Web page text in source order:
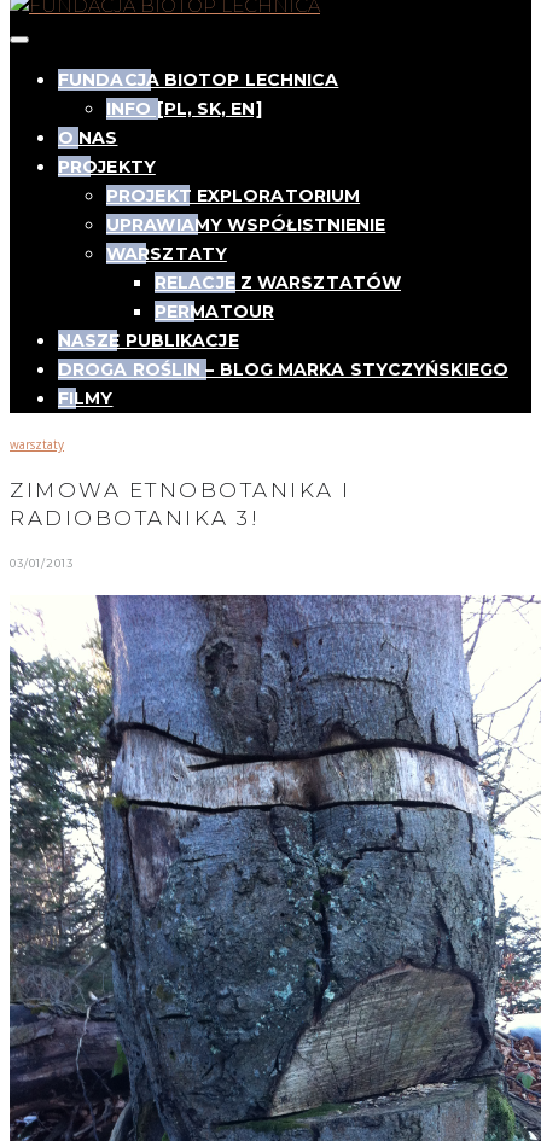
FUNDACJA BIOTOP LECHNICA
INFO [PL, SK, EN]
O NAS
PROJEKTY
PROJEKT EXPLORATORIUM
UPRAWIAMY WSPÓŁISTNIENIE
WARSZTATY
RELACJE Z WARSZTATÓW
PERMATOUR
NASZE PUBLIKACJE
DROGA ROŚLIN – BLOG MARKA STYCZYŃSKIEGO
FILMY
warsztaty
ZIMOWA ETNOBOTANIKA I
RADIOBOTANIKA 3!
03/01/2013